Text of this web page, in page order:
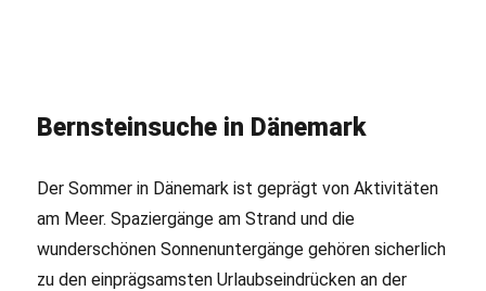
Bernsteinsuche in Dänemark
Der Sommer in Dänemark ist geprägt von Aktivitäten
am Meer. Spaziergänge am Strand und die
wunderschönen Sonnenuntergänge gehören sicherlich
zu den einprägsamsten Urlaubseindrücken an der